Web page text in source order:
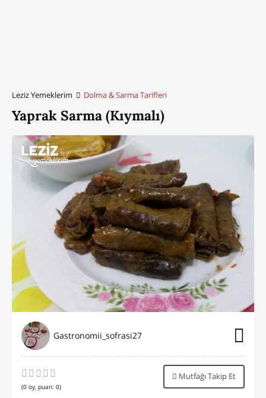
Leziz Yemeklerim Dolma & Sarma Tarifleri
Yaprak Sarma (Kıymalı)
Gastronomii_sofrasi27
(0 oy, puan: 0)
Mutfağı Takip Et